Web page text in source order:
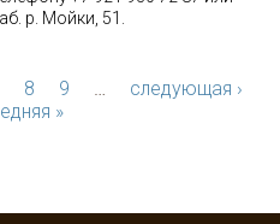
р. Мойки, 51.
8 9 …
следующая ›
»